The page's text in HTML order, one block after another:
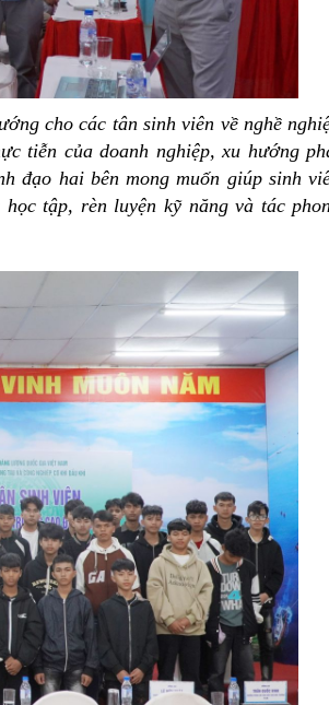
cho các tân sinh viên về nghề
tiễn của doanh nghiệp, xu hướng
đạo hai bên mong muốn giúp sinh
tập, rèn luyện kỹ năng và tác